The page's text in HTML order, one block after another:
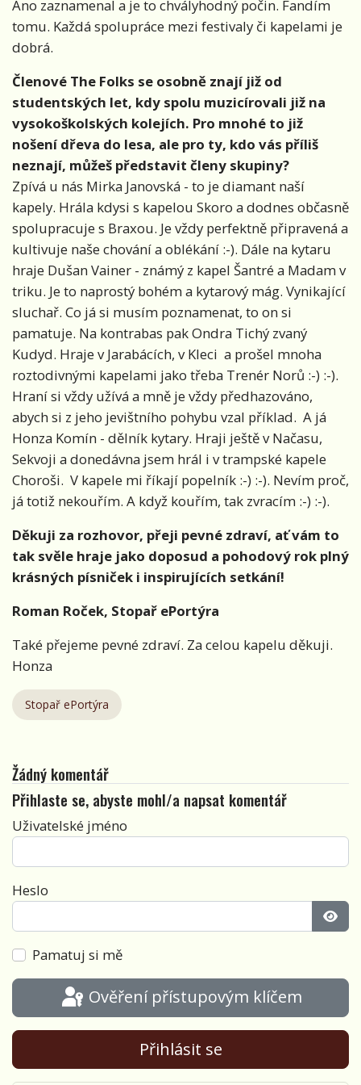
Ano zaznamenal a je to chvályhodný počin. Fandím
tomu. Každá spolupráce mezi festivaly či kapelami je
dobrá.
Členové The Folks se osobně znají již od
studentských let, kdy spolu muzicírovali již na
vysokoškolských kolejích. Pro mnohé to již
nošení dřeva do lesa, ale pro ty, kdo vás příliš
neznají, můžeš představit členy skupiny?
Zpívá u nás Mirka Janovská - to je diamant naší
kapely. Hrála kdysi s kapelou Skoro a dodnes občasně
spolupracuje s Braxou. Je vždy perfektně připravená a
kultivuje naše chování a oblékání :-). Dále na kytaru
hraje Dušan Vainer - známý z kapel Šantré a Madam v
triku. Je to naprostý bohém a kytarový mág. Vynikající
sluchař. Co já si musím poznamenat, to on si
pamatuje. Na kontrabas pak Ondra Tichý zvaný
Kudyd. Hraje v Jarabácích, v Kleci a prošel mnoha
roztodivnými kapelami jako třeba Trenér Norů :-) :-).
Hraní si vždy užívá a mně je vždy předhazováno,
abych si z jeho jevištního pohybu vzal příklad. A já
Honza Komín - dělník kytary. Hraji ještě v Načasu,
Sekvoji a donedávna jsem hrál i v trampské kapele
Choroši. V kapele mi říkají popelník :-) :-). Nevím proč,
já totiž nekouřím. A když kouřím, tak zvracím :-) :-).
Děkuji za rozhovor, přeji pevné zdraví, ať vám to
tak svěle hraje jako doposud a pohodový rok plný
krásných písniček i inspirujících setkání!
Roman Roček, Stopař ePortýra
Také přejeme pevné zdraví. Za celou kapelu děkuji.
Honza
Stopař ePortýra
Žádný komentář
Přihlaste se, abyste mohl/a napsat komentář
Uživatelské jméno
Heslo
Pamatuj si mě
Ověření přístupovým klíčem
Přihlásit se